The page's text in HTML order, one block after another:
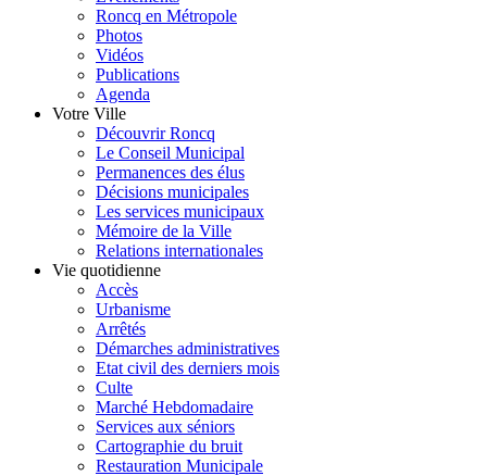
Roncq en Métropole
Photos
Vidéos
Publications
Agenda
Votre Ville
Découvrir Roncq
Le Conseil Municipal
Permanences des élus
Décisions municipales
Les services municipaux
Mémoire de la Ville
Relations internationales
Vie quotidienne
Accès
Urbanisme
Arrêtés
Démarches administratives
Etat civil des derniers mois
Culte
Marché Hebdomadaire
Services aux séniors
Cartographie du bruit
Restauration Municipale